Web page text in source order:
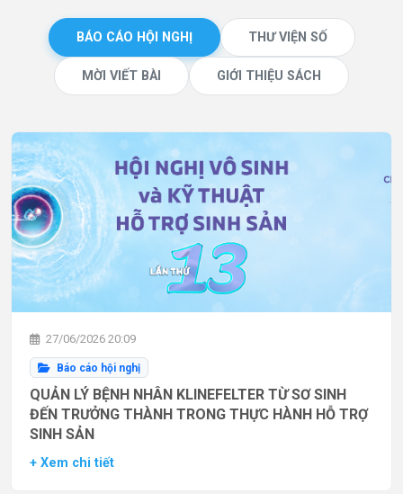
BÁO CÁO HỘI NGHỊ THƯ VIỆN SỐ
MỜI VIẾT BÀI GIỚI THIỆU SÁCH
27/06/2026 20:09
Báo cáo hội nghị
QUẢN LÝ BỆNH NHÂN KLINEFELTER TỪ SƠ SINH
ĐẾN TRƯỞNG THÀNH TRONG THỰC HÀNH HỖ TRỢ
SINH SẢN
+ Xem chi tiết